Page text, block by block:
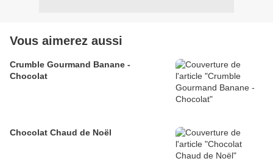
Vous aimerez aussi
Crumble Gourmand Banane -
Chocolat
Chocolat Chaud de Noël